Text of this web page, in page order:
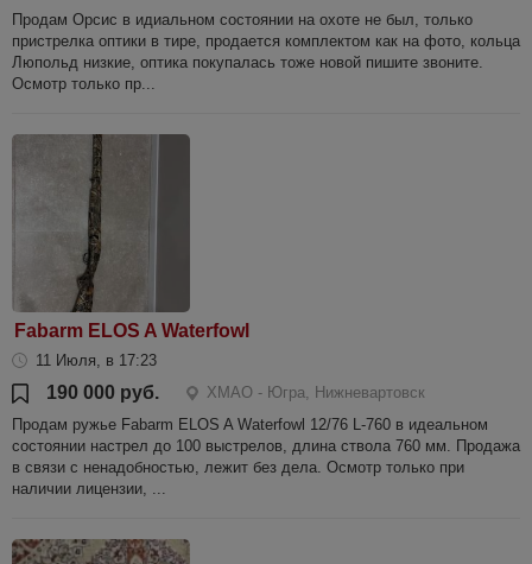
Продам Орсис в идиальном состоянии на охоте не был, только
пристрелка оптики в тире, продается комплектом как на фото, кольца
Люпольд низкие, оптика покупалась тоже новой пишите звоните.
Осмотр только пр...
Fabarm ELOS A Waterfowl
11 Июля, в 17:23
190 000 руб.
ХМАО - Югра, Нижневартовск
Продам ружье Fabarm ELOS A Waterfowl 12/76 L-760 в идеальном
состоянии настрел до 100 выстрелов, длина ствола 760 мм. Продажа
в связи с ненадобностью, лежит без дела. Осмотр только при
наличии лицензии, ...